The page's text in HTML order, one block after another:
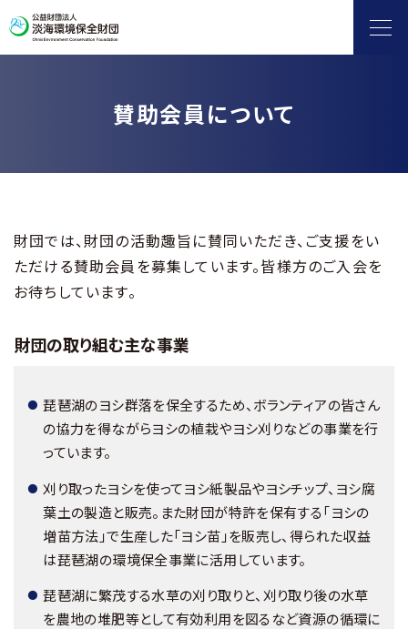
滋賀県地球温暖化防止活動推進センター
水環境保全（淡海環境プラザ）
環境情報発信
補助金
お知らせ
財団概要
アクセス
お問い合わせ
賛助会員について
財団では、財団の活動趣旨に賛同いただき、ご支援をい
ただける賛助会員を募集しています。皆様方のご入会を
お待ちしています。
財団の取り組む主な事業
琵琶湖のヨシ群落を保全するため、ボランティアの皆さん
の協力を得ながらヨシの植栽やヨシ刈りなどの事業を行
っています。
刈り取ったヨシを使ってヨシ紙製品やヨシチップ、ヨシ腐
葉土の製造と販売。また財団が特許を保有する「ヨシの
増苗方法」で生産した「ヨシ苗」を販売し、得られた収益
は琵琶湖の環境保全事業に活用しています。
琵琶湖に繁茂する水草の刈り取りと、刈り取り後の水草
を農地の堆肥等として有効利用を図るなど資源の循環に